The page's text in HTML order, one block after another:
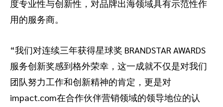
度专业性与创新性，对品牌出海领域具有示范性作
用的服务商。
“我们对连续三年获得星球奖 BRANDSTAR AWARDS
服务创新奖感到格外荣幸，这一成就不仅是对我们
团队努力工作和创新精神的肯定，更是对
impact.com在合作伙伴营销领域的领导地位的认